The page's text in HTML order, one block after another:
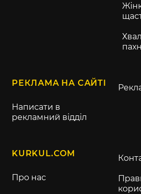
РЕКЛАМА НА САЙТІ
Написати в
рекламний відділ
KURKUL.COM
Про нас